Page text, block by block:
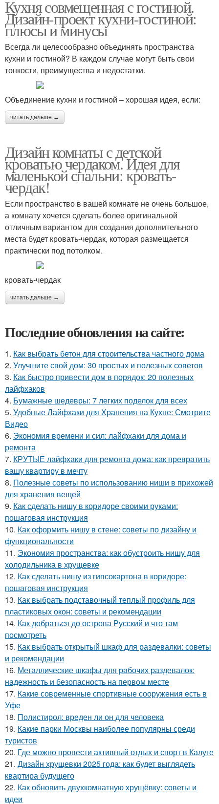
Кухня совмещенная с гостиной.
Дизайн-проект кухни-гостиной:
плюсы и минусы
Всегда ли целесообразно объединять пространства
кухни и гостиной? В каждом случае могут быть свои
тонкости, преимущества и недостатки.
Объединение кухни и гостиной – хорошая идея, если:
читать дальше →
Дизайн комнаты с детской
кроватью чердаком. Идея для
маленькой спальни: кровать-
чердак!
Если пространство в вашей комнате не очень большое,
а комнату хочется сделать более оригинальной
отличным вариантом для создания дополнительного
места будет кровать-чердак, которая размещается
практически под потолком.
кровать-чердак
читать дальше →
Последние обновления на сайте:
1. Как выбрать бетон для строительства частного дома
2. Улучшите свой дом: 30 простых и полезных советов
3. Как быстро привести дом в порядок: 20 полезных
лайфхаков
4. Бумажные шедевры: 7 легких поделок для всех
5. Удобные Лайфхаки для Хранения на Кухне: Смотрите
Видео
6. Экономия времени и сил: лайфхаки для дома и
ремонта
7. КРУТЫЕ лайфхаки для ремонта дома: как превратить
вашу квартиру в мечту
8. Полезные советы по использованию ниши в прихожей
для хранения вещей
9. Как сделать нишу в коридоре своими руками:
пошаговая инструкция
10. Как оформить нишу в стене: советы по дизайну и
функциональности
11. Экономия пространства: как обустроить нишу для
холодильника в хрущевке
12. Как сделать нишу из гипсокартона в коридоре:
пошаговая инструкция
13. Как выбрать подставочный теплый профиль для
пластиковых окон: советы и рекомендации
14. Как добраться до острова Русский и что там
посмотреть
15. Как выбрать открытый шкаф для раздевалки: советы
и рекомендации
16. Металлические шкафы для рабочих раздевалок:
надежность и безопасность на первом месте
17. Какие современные спортивные сооружения есть в
Уфе
18. Полистирол: вреден ли он для человека
19. Какие парки Москвы наиболее популярны среди
туристов
20. Где можно провести активный отдых и спорт в Калуге
21. Дизайн хрущевки 2025 года: как будет выглядеть
квартира будущего
22. Как обновить двухкомнатную хрущёвку: советы и
идеи